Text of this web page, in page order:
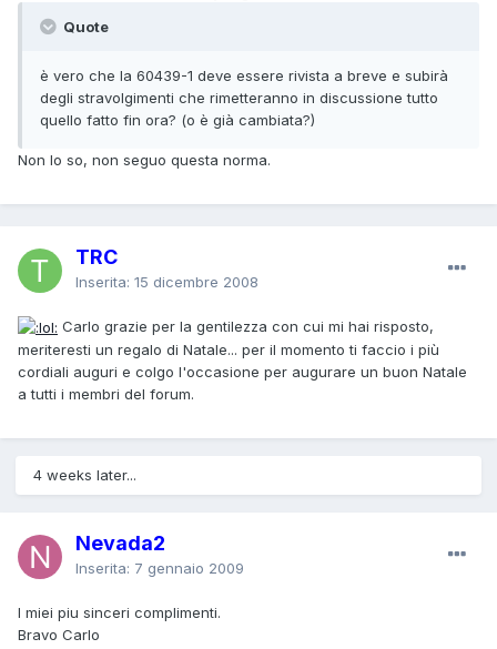
Quote
è vero che la 60439-1 deve essere rivista a breve e subirà
degli stravolgimenti che rimetteranno in discussione tutto
quello fatto fin ora? (o è già cambiata?)
Non lo so, non seguo questa norma.
TRC
Inserita: 15 dicembre 2008
Carlo grazie per la gentilezza con cui mi hai risposto,
meriteresti un regalo di Natale... per il momento ti faccio i più
cordiali auguri e colgo l'occasione per augurare un buon Natale
a tutti i membri del forum.
4 weeks later...
Nevada2
Inserita: 7 gennaio 2009
I miei piu sinceri complimenti.
Bravo Carlo